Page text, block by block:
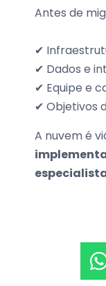
Antes de
✔
✔ Dados e
✔ Equipe e
✔ Objetivos
A nuvem é